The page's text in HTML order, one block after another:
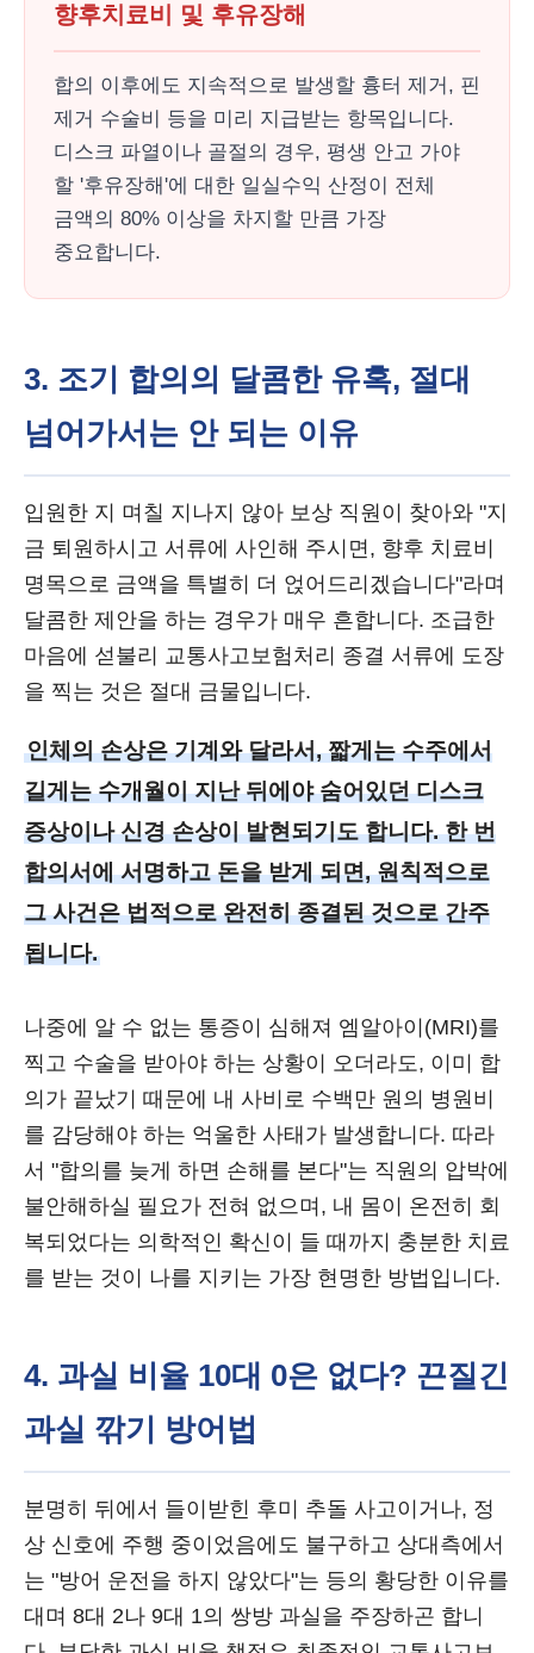
향후치료비 및 후유장해
합의 이후에도 지속적으로 발생할 흉터 제거, 핀
제거 수술비 등을 미리 지급받는 항목입니다.
디스크 파열이나 골절의 경우, 평생 안고 가야
할 '후유장해'에 대한 일실수익 산정이 전체
금액의 80% 이상을 차지할 만큼 가장
중요합니다.
3. 조기 합의의 달콤한 유혹, 절대
넘어가서는 안 되는 이유
입원한 지 며칠 지나지 않아 보상 직원이 찾아와 "지
금 퇴원하시고 서류에 사인해 주시면, 향후 치료비
명목으로 금액을 특별히 더 얹어드리겠습니다"라며
달콤한 제안을 하는 경우가 매우 흔합니다. 조급한
마음에 섣불리 교통사고보험처리 종결 서류에 도장
을 찍는 것은 절대 금물입니다.
인체의 손상은 기계와 달라서, 짧게는 수주에서
길게는 수개월이 지난 뒤에야 숨어있던 디스크
증상이나 신경 손상이 발현되기도 합니다. 한 번
합의서에 서명하고 돈을 받게 되면, 원칙적으로
그 사건은 법적으로 완전히 종결된 것으로 간주
됩니다.
나중에 알 수 없는 통증이 심해져 엠알아이(MRI)를
찍고 수술을 받아야 하는 상황이 오더라도, 이미 합
의가 끝났기 때문에 내 사비로 수백만 원의 병원비
를 감당해야 하는 억울한 사태가 발생합니다. 따라
서 "합의를 늦게 하면 손해를 본다"는 직원의 압박에
불안해하실 필요가 전혀 없으며, 내 몸이 온전히 회
복되었다는 의학적인 확신이 들 때까지 충분한 치료
를 받는 것이 나를 지키는 가장 현명한 방법입니다.
4. 과실 비율 10대 0은 없다? 끈질긴
과실 깎기 방어법
분명히 뒤에서 들이받힌 후미 추돌 사고이거나, 정
상 신호에 주행 중이었음에도 불구하고 상대측에서
는 "방어 운전을 하지 않았다"는 등의 황당한 이유를
대며 8대 2나 9대 1의 쌍방 과실을 주장하곤 합니